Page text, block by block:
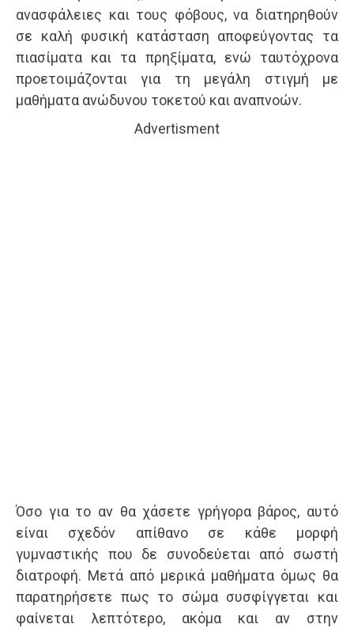
ανασφάλειες και τους φόβους, να διατηρηθούν
σε καλή φυσική κατάσταση αποφεύγοντας τα
πιασίματα και τα πρηξίματα, ενώ ταυτόχρονα
προετοιμάζονται για τη μεγάλη στιγμή με
μαθήματα ανώδυνου τοκετού και αναπνοών.
Advertisment
Όσο για το αν θα χάσετε γρήγορα βάρος, αυτό
είναι σχεδόν απίθανο σε κάθε μορφή
γυμναστικής που δε συνοδεύεται από σωστή
διατροφή. Μετά από μερικά μαθήματα όμως θα
παρατηρήσετε πως το σώμα συσφίγγεται και
φαίνεται λεπτότερο, ακόμα και αν στην